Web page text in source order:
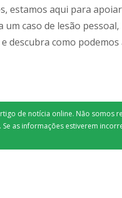
estamos aqui para
caso de lesão
e descubra como podemos
de notícia online. Não somos
as informações estiverem